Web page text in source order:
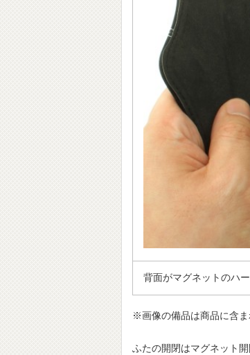
背面がマグネットのハ
※画像の備品は商品に含ま
ふたの開閉はマグネット